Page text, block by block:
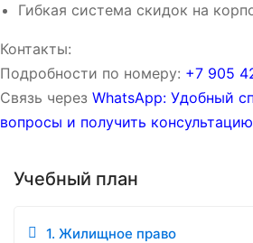
Гибкая система скидок на
Контакты:
Подробности по номеру: ‪‪+7 905
Связь через WhatsApp: Удобный
вопросы и получить
Учебный план
1. Жилищное право